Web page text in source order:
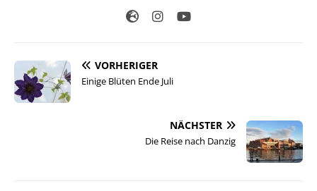
VORHERIGER
Einige Blüten Ende Juli
NÄCHSTER
Die Reise nach Danzig